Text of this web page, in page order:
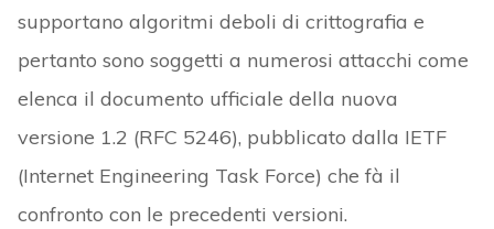
supportano algoritmi deboli di crittografia e
pertanto sono soggetti a numerosi attacchi come
elenca il documento ufficiale della nuova
versione 1.2 (RFC 5246), pubblicato dalla IETF
(Internet Engineering Task Force) che fà il
confronto con le precedenti versioni.